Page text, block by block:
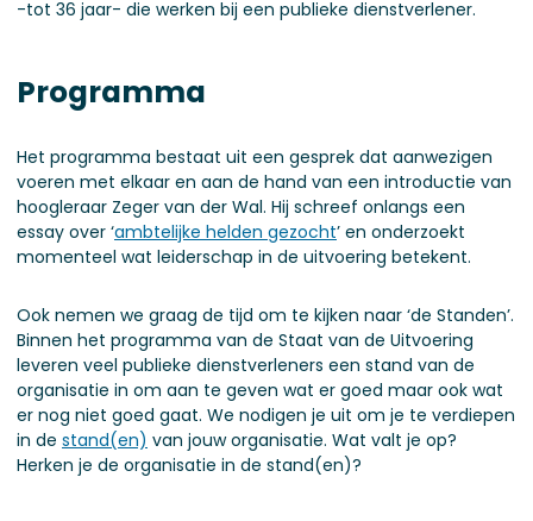
-tot 36 jaar- die werken bij een publieke dienstverlener.
Programma
Het programma bestaat uit een gesprek dat aanwezigen
voeren met elkaar en aan de hand van een introductie van
hoogleraar Zeger van der Wal. Hij schreef onlangs een
essay over ‘ambtelijke helden gezocht’ en onderzoekt
momenteel wat leiderschap in de uitvoering betekent.
Ook nemen we graag de tijd om te kijken naar ‘de Standen’.
Binnen het programma van de Staat van de Uitvoering
leveren veel publieke dienstverleners een stand van de
organisatie in om aan te geven wat er goed maar ook wat
er nog niet goed gaat. We nodigen je uit om je te verdiepen
in de stand(en) van jouw organisatie. Wat valt je op?
Herken je de organisatie in de stand(en)?